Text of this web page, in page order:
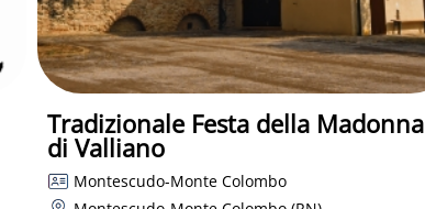
Tradizionale Festa della Madonna
di Valliano
Montescudo-Monte Colombo